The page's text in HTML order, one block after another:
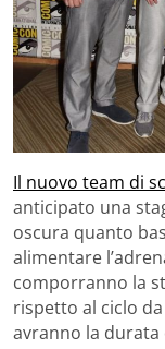
Il nuovo team di
anticipato una
oscura quanto
alimentare
comporranno la
rispetto al ciclo
avranno la durata